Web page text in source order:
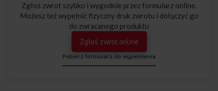
Zgłoś zwrot szybko i wygodnie przez formularz online.
Możesz też wypełnić fizyczny druk zwrotu i dołączyć go
do zwracanego produktu
Zgłoś zwrot online
Pobierz formularz do wypełnienia